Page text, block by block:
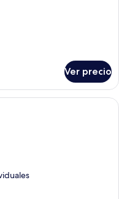
Ver precio
de hotel con dos camas,